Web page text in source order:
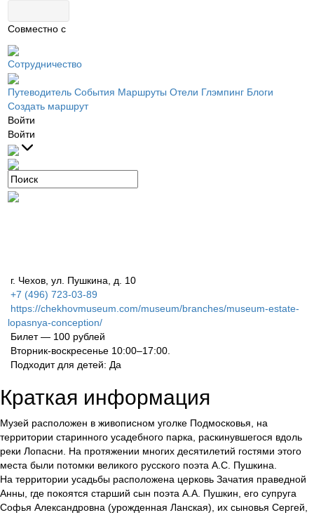
Совместно с
Сотрудничество
Путеводитель События Маршруты Отели Глэмпинг Блоги
Создать маршрут
Войти
Войти
г. Чехов, ул. Пушкина, д. 10
+7 (496) 723-03-89
https://chekhovmuseum.com/museum/branches/museum-estate-
lopasnya-conception/
Билет — 100 рублей
Вторник-воскресенье 10:00–17:00.
Подходит для детей: Да
Краткая информация
Музей расположен в живописном уголке Подмосковья, на
территории старинного усадебного парка, раскинувшегося вдоль
реки Лопасни. На протяжении многих десятилетий гостями этого
места были потомки великого русского поэта А.С. Пушкина.
На территории усадьбы расположена церковь Зачатия праведной
Анны, где покоятся старший сын поэта А.А. Пушкин, его супруга
Софья Александровна (урожденная Ланская), их сыновья Сергей,